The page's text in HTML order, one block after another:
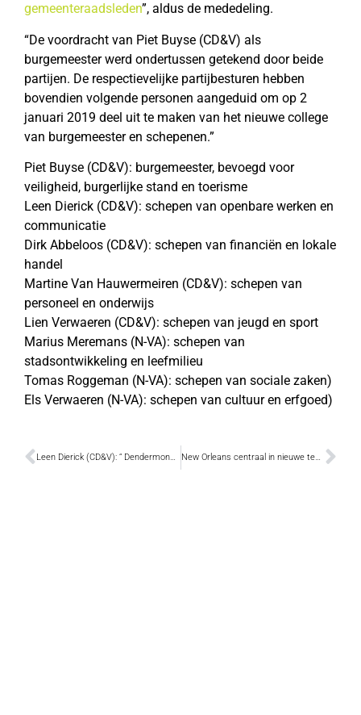
gemeenteraadsleden”, aldus de mededeling.
“De voordracht van Piet Buyse (CD&V) als
burgemeester werd ondertussen getekend door beide
partijen. De respectievelijke partijbesturen hebben
bovendien volgende personen aangeduid om op 2
januari 2019 deel uit te maken van het nieuwe college
van burgemeester en schepenen.”
Piet Buyse (CD&V): burgemeester, bevoegd voor
veiligheid, burgerlijke stand en toerisme
Leen Dierick (CD&V): schepen van openbare werken en
communicatie
Dirk Abbeloos (CD&V): schepen van financiën en lokale
handel
Martine Van Hauwermeiren (CD&V): schepen van
personeel en onderwijs
Lien Verwaeren (CD&V): schepen van jeugd en sport
Marius Meremans (N-VA): schepen van
stadsontwikkeling en leefmilieu
Tomas Roggeman (N-VA): schepen van sociale zaken)
Els Verwaeren (N-VA): schepen van cultuur en erfgoed)
Leen Dierick (CD&V): “ Dendermonde nog mooier, socialer, duurzamer en veiliger te maken” New Orleans centraal in nieuwe tentoonstelling